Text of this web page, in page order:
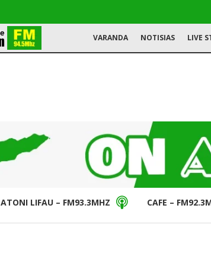
VARANDA NOTISIAS LIVE
ATONI LIFAU – FM93.3MHZ CAFE –